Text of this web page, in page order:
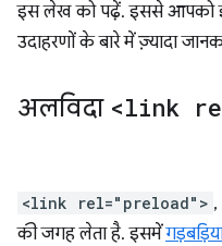
इस लेख को पढ़ें. इससे आपको
उदाहरणों के बारे में ज़्यादा
अलविदा <link
<link rel="preload"> ,
की जगह लेता है. इसमें